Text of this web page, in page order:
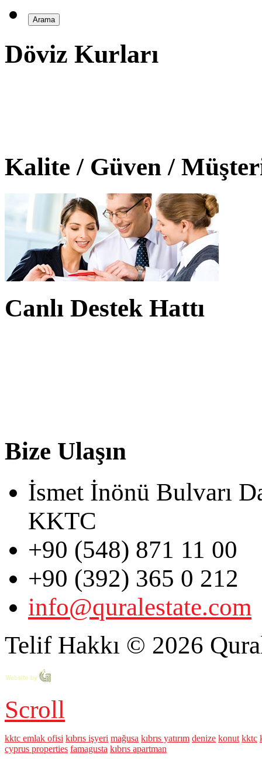
Döviz Kurları
Kalite / Güven /
Canlı Destek Hattı
Bize Ulaşın
İsmet İnönü Bulvarı
KKTC
+90 (548) 871 11 00
+90 (392) 365 0 212
info@quralestate.com
Telif Hakkı © 2026
Scroll
kktc emlak ofisi kıbrıs işyeri mağusa kıbrıs yatırım denize konut kktc
cyprus properties famagusta kıbrıs apartman